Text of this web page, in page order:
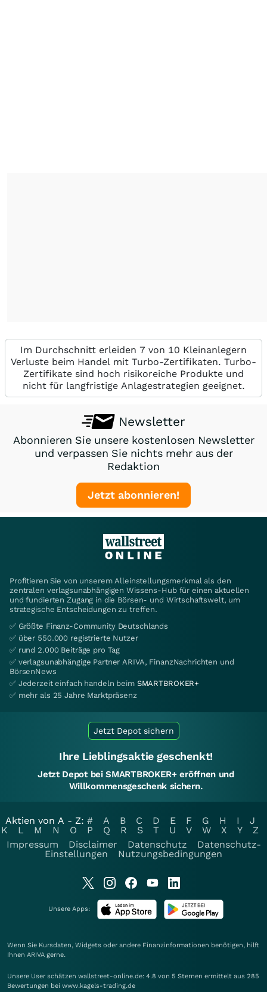
Im Durchschnitt erleiden 7 von 10 Kleinanlegern
Verluste beim Handel mit Turbo-Zertifikaten. Turbo-
Zertifikate sind hoch risikoreiche Produkte und
nicht für langfristige Anlagestrategien geeignet.
Newsletter
Abonnieren Sie unsere kostenlosen Newsletter
und verpassen Sie nichts mehr aus der
Redaktion
Jetzt abonnieren!
Profitieren Sie von unserem Alleinstellungsmerkmal als den
zentralen verlagsunabhängigen Wissens-Hub für einen aktuellen
und fundierten Zugang in die Börsen- und Wirtschaftswelt, um
strategische Entscheidungen zu treffen.
✅ Größte Finanz-Community Deutschlands
✅ über 550.000 registrierte Nutzer
✅ rund 2.000 Beiträge pro Tag
✅ verlagsunabhängige Partner ARIVA, FinanzNachrichten und
BörsenNews
✅ Jederzeit einfach handeln beim SMARTBROKER+
✅ mehr als 25 Jahre Marktpräsenz
Jetzt Depot sichern
Ihre Lieblingsaktie geschenkt!
Jetzt Depot bei SMARTBROKER+ eröffnen und
Willkommensgeschenk sichern.
Aktien von A - Z: # A B C D E F G H I
J
K
L M N O P Q R S T U V W X Y
Z
Impressum
Disclaimer Datenschutz
Datenschutz-
Einstellungen
Nutzungsbedingungen
Unsere Apps:
Wenn Sie Kursdaten, Widgets oder andere Finanzinformationen benötigen, hilft
Ihnen ARIVA gerne.
Unsere User schätzen wallstreet-online.de: 4.8 von 5 Sternen ermittelt aus 285
Bewertungen bei www.kagels-trading.de